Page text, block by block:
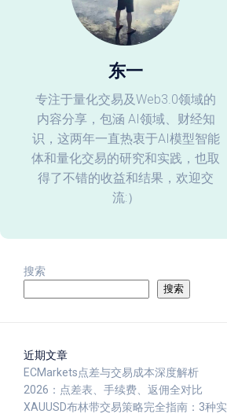
东一
专注于量化交易及Web3.0领域的
内容分享，包涵 AI领域、财经知
识，这两年一直热衷于AI模型智能
体和量化交易的研究和实践，也取
得了不错的收益和结果，欢迎交
流:）
搜索
搜索
近期文章
ECMarkets点差与交易成本深度解析
2026：点差表、手续费、返佣全对比
XAUUSD布林带交易策略完全指南：3种实